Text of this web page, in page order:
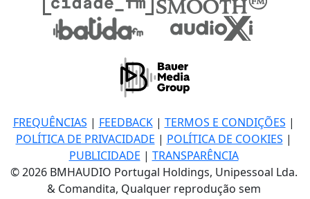
FREQUÊNCIAS | FEEDBACK| TERMOS E CONDIÇÕES |
POLÍTICA DE PRIVACIDADE | POLÍTICA DE COOKIES |
PUBLICIDADE | TRANSPARÊNCIA
© 2026 BMHAUDIO Portugal Holdings, Unipessoal Lda.
& Comandita, Qualquer reprodução sem